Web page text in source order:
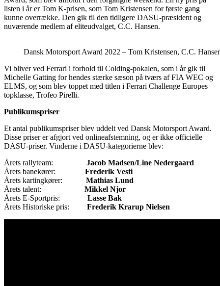
listen i år er Tom K-prisen, som Tom Kristensen for første gang
kunne overrække. Den gik til den tidligere DASU-præsident og
nuværende medlem af eliteudvalget, C.C. Hansen.
Dansk Motorsport Award 2022 – Tom Kristensen, C.C.
Vi bliver ved Ferrari i forhold til Colding-pokalen, som i år gik til
Michelle Gatting for hendes stærke sæson på tværs af FIA WEC og
ELMS, og som blev toppet med titlen i Ferrari Challenge Europes
topklasse, Trofeo Pirelli.
Publikumspriser
Et antal publikumspriser blev uddelt ved Dansk Motorsport Award.
Disse priser er afgjort ved onlineafstemning, og er ikke officielle
DASU-priser. Vinderne i DASU-kategorierne blev:
Årets rallyteam: Jacob Madsen/Line Nedergaard
Årets banekører: Frederik Vesti
Årets kartingkører: Mathias Lund
Årets talent: Mikkel Njor
Årets E-Sportpris: Lasse Bak
Årets Historiske pris: Frederik Krarup Nielsen